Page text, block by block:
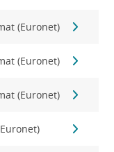
(Euronet)
(Euronet)
(Euronet)